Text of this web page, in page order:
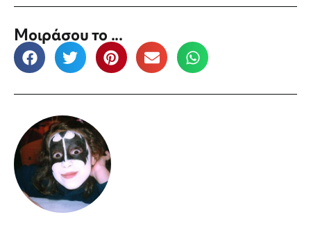
Μοιράσου το ...